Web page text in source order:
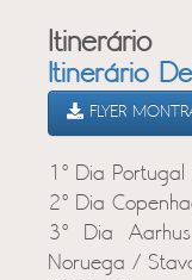
Itinerário
Itinerário
FLYER
1º Dia
2º Dia
3º Dia
Noruega /